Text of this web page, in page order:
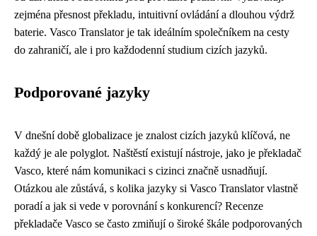
zejména přesnost překladu, intuitivní ovládání a dlouhou výdrž
baterie. Vasco Translator je tak ideálním společníkem na cesty
do zahraničí, ale i pro každodenní studium cizích jazyků.
Podporované jazyky
V dnešní době globalizace je znalost cizích jazyků klíčová, ne
každý je ale polyglot. Naštěstí existují nástroje, jako je překladač
Vasco, které nám komunikaci s cizinci značně usnadňují.
Otázkou ale zůstává, s kolika jazyky si Vasco Translator vlastně
poradí a jak si vede v porovnání s konkurencí? Recenze
překladače Vasco se často zmiňují o široké škále podporovaných